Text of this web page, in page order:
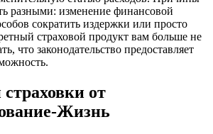
разными: изменение финансовой
сократить издержки или просто
страховой продукт вам больше не
что законодательство предоставляет
от
Жизнь